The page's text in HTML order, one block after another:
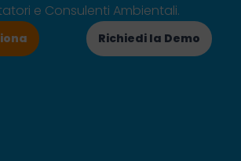
e Consulenti Ambientali.
Richiedi la Demo